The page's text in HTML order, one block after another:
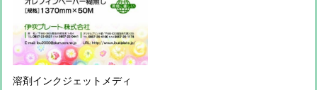
溶剤インクジェットメディ